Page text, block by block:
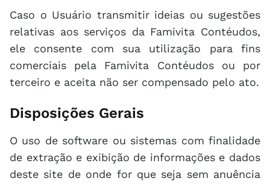
Caso o Usuário transmitir ideias ou sugestões
relativas aos serviços da Famivita Contéudos,
ele consente com sua utilização para fins
comerciais pela Famivita Contéudos ou por
terceiro e aceita não ser compensado pelo ato.
Disposições Gerais
O uso de software ou sistemas com finalidade
de extração e exibição de informações e dados
deste site de onde for que seja sem anuência